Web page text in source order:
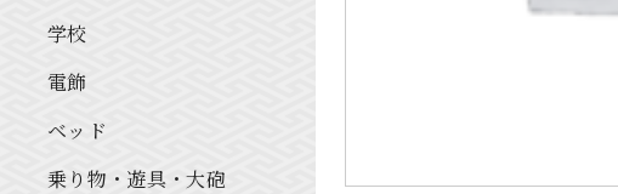
学校
電飾
ベッド
乗り物・遊具・大砲